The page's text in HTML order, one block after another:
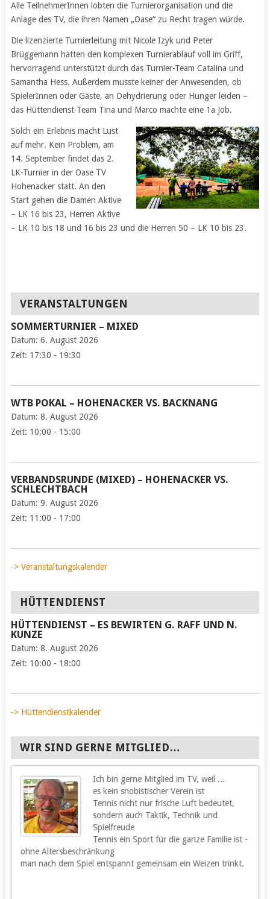
Alle TeilnehmerInnen lobten die Turnierorganisation und die
Anlage des TV, die ihren Namen „Oase“ zu Recht tragen würde.
Die lizenzierte Turnierleitung mit Nicole Izyk und Peter
Brüggemann hatten den komplexen Turnierablauf voll im Griff,
hervorragend unterstützt durch das Turnier-Team Catalina und
Samantha Hess. Außerdem musste keiner der Anwesenden, ob
SpielerInnen oder Gäste, an Dehydrierung oder Hunger leiden –
das Hüttendienst-Team Tina und Marco machte eine 1a Job.
Solch ein Erlebnis macht Lust
auf mehr. Kein Problem, am
14. September findet das 2.
LK-Turnier in der Oase TV
Hohenacker statt. An den
Start gehen die Damen Aktive
– LK 16 bis 23, Herren Aktive
– LK 10 bis 18 und 16 bis 23 und die Herren 50 – LK 10 bis 23.
VERANSTALTUNGEN
SOMMERTURNIER – MIXED
Datum: 6. August 2026
Zeit: 17:30 - 19:30
WTB POKAL – HOHENACKER VS. BACKNANG
Datum: 8. August 2026
Zeit: 10:00 - 15:00
VERBANDSRUNDE (MIXED) – HOHENACKER VS.
SCHLECHTBACH
Datum: 9. August 2026
Zeit: 11:00 - 17:00
-> Veranstaltungskalender
HÜTTENDIENST
HÜTTENDIENST – ES BEWIRTEN G. RAFF UND N.
KUNZE
Datum: 8. August 2026
Zeit: 10:00 - 18:00
-> Hüttendienstkalender
WIR SIND GERNE MITGLIED…
Ich bin gerne Mitglied im TV, weil ...
es kein snobistischer Verein ist
Tennis nicht nur frische Luft bedeutet,
sondern auch Taktik, Technik und
Spielfreude
Tennis ein Sport für die ganze Familie ist -
ohne Altersbeschränkung
man nach dem Spiel entspannt gemeinsam ein Weizen trinkt.